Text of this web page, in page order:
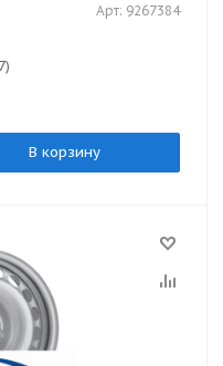
Арт: 9267384
В корзину